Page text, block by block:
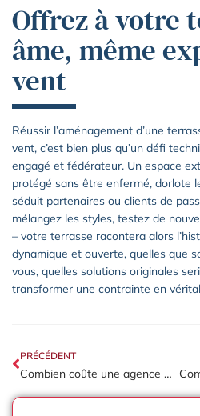
Offrez à votre
âme, même
vent
Réussir l’aménagement d’une
vent, c’est bien plus qu’un défi
engagé et fédérateur. Un espace
protégé sans être enfermé, dorlote
séduit partenaires ou clients de
mélangez les styles, testez de
– votre terrasse racontera alors
dynamique et ouverte, quelles que
vous, quelles solutions originales
transformer une contrainte en
PRÉCÉDENT
Combien coûte une agence web à Paris ?